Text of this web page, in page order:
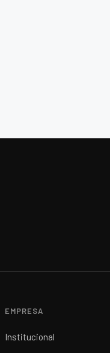
EMPRESA
Institucional